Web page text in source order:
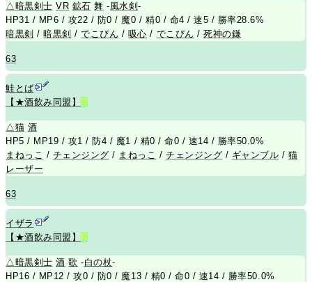
△暗黒剣士 VR 鉱石 舞 -風水剣-
HP31 / MP6 / 攻22 / 防0 / 魔0 / 精0 / 命4 / 速5 / 勝率28.6%
暗黒剣 /暗黒剣 /でこぴん / 吸心 / でこぴん /死神の鎌
63
鮭とば
【★酒飲み同盟】 R
△ 猫 酒
HP5 / MP19 / 攻1 / 防4 / 魔1 / 精0 / 命0 / 速14 / 勝率50.0%
まねっこ / チェンジング / まねっこ / チェンジング / ギャンブル / 猫
レーザー
63
イザラ
【★酒飲み同盟】 R
△ 暗黒剣士 酒 歌 -白の杖-
HP16 / MP12 / 攻0 / 防0 / 魔13 / 精0 / 命0 / 速14 / 勝率50.0%